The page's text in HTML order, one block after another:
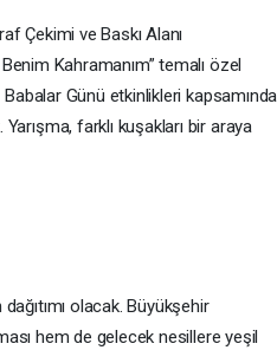
Çekimi ve Baskı Alanı
Kahramanım” temalı özel
Günü etkinlikleri kapsamında
farklı kuşakları bir araya
olacak. Büyükşehir
hem de gelecek nesillere yeşil